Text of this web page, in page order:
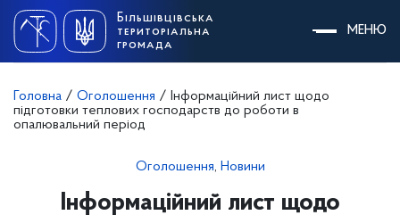
content
Більшівцівська
територіальна
громада
МЕНЮ
Головна / Оголошення / Інформаційний лист щодо
підготовки теплових господарств до роботи в
опалювальний період
Оголошення, Новини
Інформаційний лист щодо